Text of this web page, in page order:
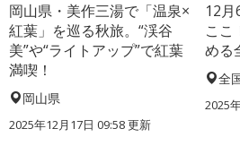
岡山県・美作三湯で「温泉×
紅葉」を巡る秋旅。“渓谷
美”や“ライトアップ”で紅葉
満喫！
岡山県
2025年12月17日 09:58 更新
12
ここ
める
全
2025